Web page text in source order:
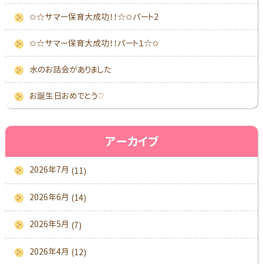
✩☆サマー保育大成功！！☆✩パート2
✩☆サマー保育大成功！！パート１☆✩
水のお話会がありました
お誕生日おめでとう♡
アーカイブ
2026年7月 (11)
2026年6月 (14)
2026年5月 (7)
2026年4月 (12)